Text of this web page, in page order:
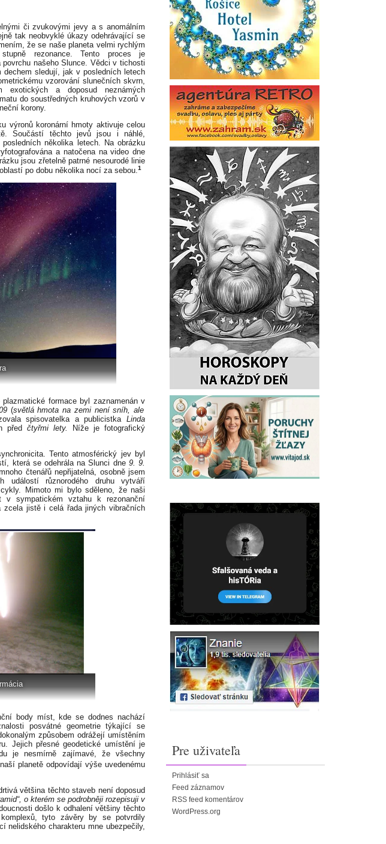
či zvukovými jevy a s anomálním
tak neobvyklé úkazy odehrávající se
že se naše planeta velmi rychlým
rezonance. Tento proces je
našeho Slunce. Vědci v tichosti
sledují, jak v posledních letech
vzorování slunečních skvrn,
exotických a doposud neznámých
do soustředných kruhových vzorů v
korony.
výronů koronární hmoty aktivuje celou
Součástí těchto jevů jsou i náhlé,
několika letech. Na obrázku
a natočena na video dne
jsou zřetelně patrné nesourodé linie
po dobu několika nocí za sebou.1
formace byl zaznamenán v
(světlá hmota na zemi není sníh, ale
spisovatelka a publicistka Linda
před čtyřmi lety.
Níže je fotografický
Tento atmosférický jev byl
která se odehrála na Slunci dne 9. 9.
čtenářů nepřijatelná, osobně jsem
událostí různorodého druhu vytváří
Mimoto mi bylo sděleno, že naši
v sympatickém vztahu k rezonanční
zcela jistě i celá řada jiných vibračních
body míst, kde se dodnes nachází
posvátné geometrie týkající se
způsobem odrážejí umístěním
Jejich přesné geodetické umístění je
je nesmírně zajímavé, že všechny
planetě odpovídají výše uvedenému
většina těchto staveb není doposud
o kterém se podrobněji rozepisuji v
došlo k odhalení většiny těchto
tyto závěry by se potvrdily
nelidského charakteru mne ubezpečily,
Pre uživateľa
Prihlásiť sa
Feed záznamov
RSS feed komentárov
WordPress.org